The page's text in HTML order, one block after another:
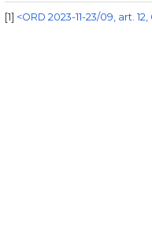
1 <ORD 2023-11-23/09, art.